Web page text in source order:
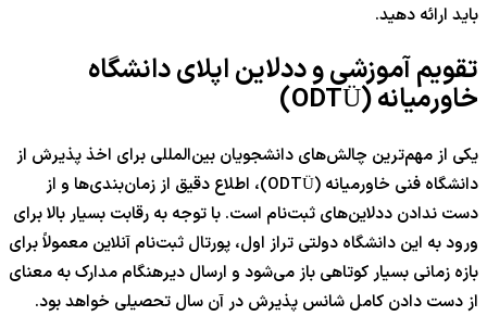
باید ارائه دهید.
تقویم آموزشی و ددلاین اپلای دانشگاه
خاورمیانه (ODTÜ)
یکی از مهم‌ترین چالش‌های دانشجویان بین‌المللی برای اخذ پذیرش از
دانشگاه فنی خاورمیانه (ODTÜ)، اطلاع دقیق از زمان‌بندی‌ها و از
دست ندادن ددلاین‌های ثبت‌نام است. با توجه به رقابت بسیار بالا برای
ورود به این دانشگاه دولتی تراز اول، پورتال ثبت‌نام آنلاین معمولاً برای
بازه زمانی بسیار کوتاهی باز می‌شود و ارسال دیرهنگام مدارک به معنای
از دست دادن کامل شانس پذیرش در آن سال تحصیلی خواهد بود.